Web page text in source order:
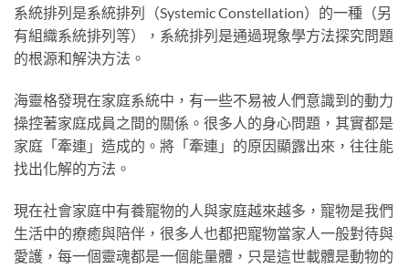
系統排列是系統排列（Systemic Constellation）的一種（另
有組織系統排列等），系統排列是通過現象學方法探究問題
的根源和解決方法。
海靈格發現在家庭系統中，有一些不易被人們意識到的動力
操控著家庭成員之間的關係。很多人的身心問題，其實都是
家庭「牽連」造成的。將「牽連」的原因顯露出來，往往能
找出化解的方法。
現在社會家庭中有養寵物的人與家庭越來越多，寵物是我們
生活中的療癒與陪伴，很多人也都把寵物當家人一般對待與
愛護，每一個靈魂都是一個能量體，只是這世載體是動物的